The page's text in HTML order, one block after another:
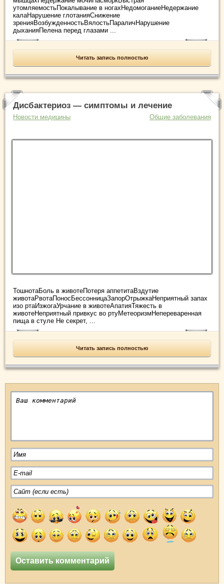
утомляемостьПокалывание в ногахНедомоганиеНедержание
калаНарушение глотанияСнижение
зренияВозбужденностьВялостьПараличНарушение
дыханияПелена перед глазами ...
Читать запись полностью
Дисбактериоз — симптомы и лечение
Новости медицины Общие заболевания
ТошнотаБоль в животеПотеря аппетитаВздутие
животаРвотаПоносБессонницаЗапорОтрыжкаНеприятный запах
изо ртаИзжогаУрчание в животеАпатияТяжесть в
животеНеприятный привкус во ртуМетеоризмНепереваренная
пища в стуле Не секрет, ...
Читать запись полностью